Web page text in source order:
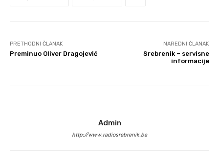
PRETHODNI ČLANAK
Preminuo Oliver Dragojević
NAREDNI ČLANAK
Srebrenik – servisne
informacije
Admin
http://www.radiosrebrenik.ba